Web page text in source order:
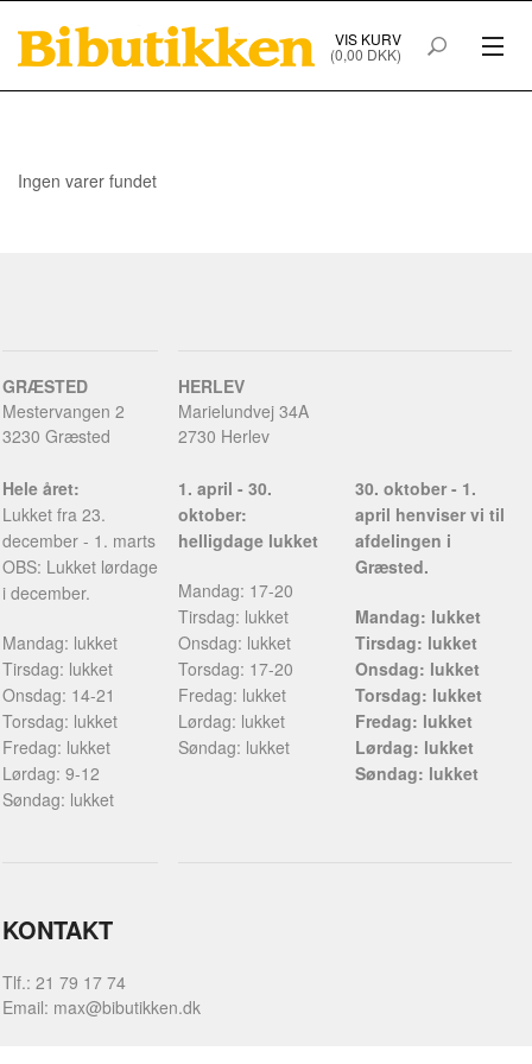
VIS KURV
(0,00 DKK)
FORSIDE
Ingen varer fundet
GRÆSTED
Mestervangen 2
3230 Græsted
HERLEV
Marielundvej 34A
2730 Herlev
Hele året:
Lukket fra 23.
december - 1. marts
OBS: Lukket lørdage
i december.
Mandag: lukket
Tirsdag: lukket
Onsdag: 14-21
Torsdag: lukket
Fredag: lukket
Lørdag: 9-12
Søndag: lukket
1. april - 30.
oktober:
helligdage lukket
Mandag: 17-20
Tirsdag: lukket
Onsdag: lukket
Torsdag: 17-20
Fredag: lukket
Lørdag: lukket
Søndag: lukket
30. oktober - 1.
april henviser vi til
afdelingen i
Græsted.
Mandag: lukket
Tirsdag: lukket
Onsdag: lukket
Torsdag: lukket
Fredag: lukket
Lørdag: lukket
Søndag: lukket
KONTAKT
Tlf.: 21 79 17 74
Email: max@bibutikken.dk